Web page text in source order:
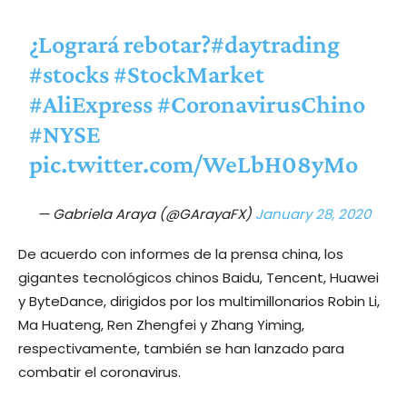
¿Logrará rebotar?#daytrading
#stocks#StockMarket
#AliExpress#CoronavirusChino
#NYSE
pic.twitter.com/WeLbH08yMo
— Gabriela Araya (@GArayaFX) January 28, 2020
De acuerdo con informes de la prensa china, los
gigantes tecnológicos chinos Baidu, Tencent, Huawei
y ByteDance, dirigidos por los multimillonarios Robin Li,
Ma Huateng, Ren Zhengfei y Zhang Yiming,
respectivamente, también se han lanzado para
combatir el coronavirus.